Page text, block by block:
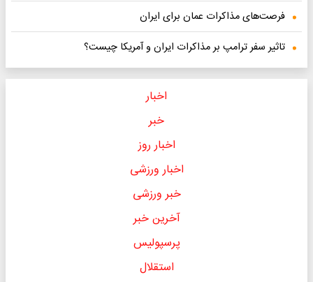
فرصت‌های مذاکرات عمان برای ایران
تاثیر سفر ترامپ بر مذاکرات ایران و آمریکا چیست؟
اخبار
خبر
اخبار روز
اخبار ورزشی
خبر ورزشی
آخرین خبر
پرسپولیس
استقلال